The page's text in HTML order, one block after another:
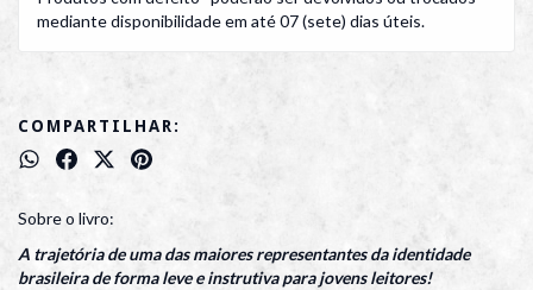
mediante disponibilidade em até 07 (sete) dias úteis.
COMPARTILHAR:
Sobre o livro:
A trajetória de uma das maiores representantes da identidade
brasileira de forma leve e instrutiva para jovens leitores!